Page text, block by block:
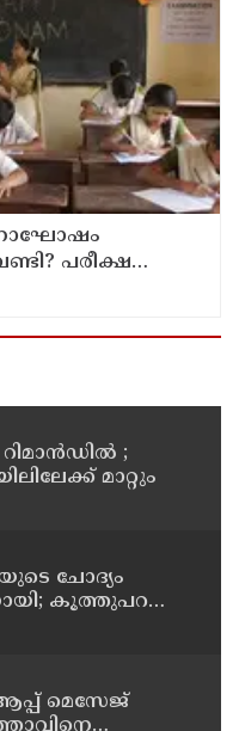
പരീക്ഷ
;
മാറ്റും
ചോദ്യം
കൂത്തുപറമ്പ്
മെസേജ്